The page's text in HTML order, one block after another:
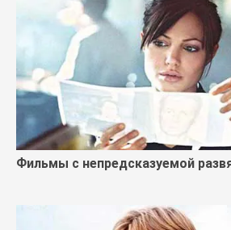
Фильмы с непредсказуемой